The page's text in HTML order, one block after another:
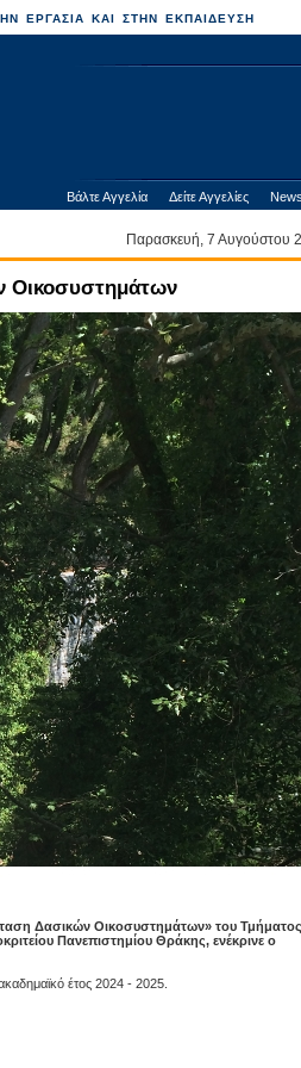
ΕΡΓΑΣΙΑ ΚΑΙ ΣΤΗΝ ΕΚΠΑΙΔΕΥΣΗ
Βάλτε Αγγελία Δείτε Αγγελίες
Παρασκευή, 7
Οικοσυστημάτων
Δασικών Οικοσυστημάτων» του Τμήματος
Πανεπιστημίου Θράκης, ενέκρινε ο
έτος 2024 - 2025.